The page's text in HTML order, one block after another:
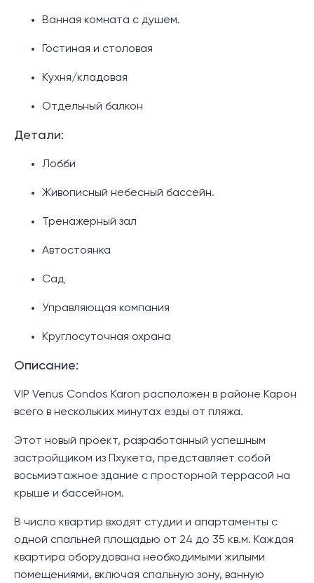
Ванная комната с душем.
Гостиная и столовая
Кухня/кладовая
Отдельный балкон
Детали:
Лобби
Живописный небесный бассейн.
Тренажерный зал
Автостоянка
Сад
Управляющая компания
Круглосуточная охрана
Описание:
VIP Venus Condos Karon расположен в районе Карон
всего в нескольких минутах езды от пляжа.
Этот новый проект, разработанный успешным
застройщиком из Пхукета, представляет собой
восьмиэтажное здание с просторной террасой на
крыше и бассейном.
В число квартир входят студии и апартаменты с
одной спальней площадью от 24 до 35 кв.м. Каждая
квартира оборудована необходимыми жилыми
помещениями, включая спальную зону, ванную